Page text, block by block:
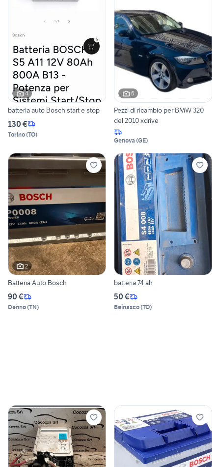
4
batteria auto Bosch start e stop
130 €
Torino(TO)
6
Pezzi di ricambio per BMW 320
del 2010 xdrive
Genova (GE)
2
Batteria Auto Bosch
90 €
Denno(TN)
batteria 74 ah
50 €
Beinasco(TO)